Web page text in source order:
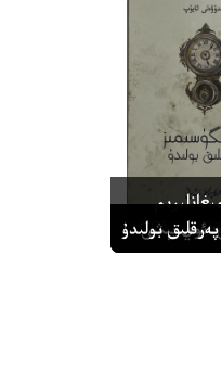
خوتەن
(2 )
ئوي بېشى
بولىدۇ